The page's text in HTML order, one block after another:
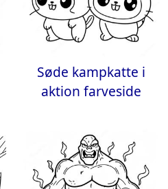
Søde kampkatte i
aktion farveside